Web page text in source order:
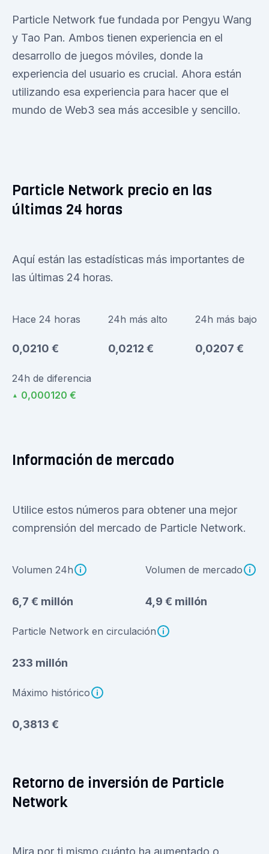
Particle Network fue fundada por Pengyu Wang
y Tao Pan. Ambos tienen experiencia en el
desarrollo de juegos móviles, donde la
experiencia del usuario es crucial. Ahora están
utilizando esa experiencia para hacer que el
mundo de Web3 sea más accesible y sencillo.
Particle Network precio en las
últimas 24 horas
Aquí están las estadísticas más importantes de
las últimas 24 horas.
Hace 24 horas
0,0210 €
24h más alto
0,0212 €
24h más bajo
0,0207 €
24h de diferencia
▲ 0,000120 €
Información de mercado
Utilice estos números para obtener una mejor
comprensión del mercado de Particle Network.
Volumen 24h
6,7 € millón
Volumen de mercado
4,9 € millón
Particle Network en circulación
233 millón
Máximo histórico
0,3813 €
Retorno de inversión de Particle
Network